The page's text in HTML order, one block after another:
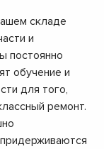
складе
и
постоянно
обучение и
для того,
ремонт.